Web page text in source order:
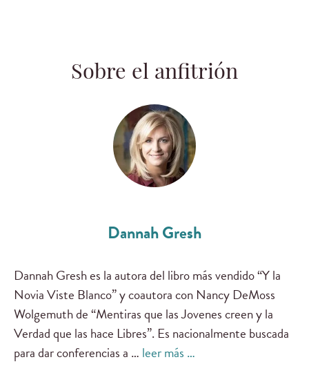
Sobre el anfitrión
Dannah Gresh
Dannah Gresh es la autora del libro más vendido “Y la
Novia Viste Blanco” y coautora con Nancy DeMoss
Wolgemuth de “Mentiras que las Jovenes creen y la
Verdad que las hace Libres”. Es nacionalmente buscada
para dar conferencias a … leer más …